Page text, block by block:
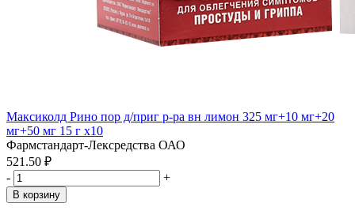
Максиколд Рино пор д/приг р-ра вн лимон 325 мг+10 мг+20
мг+50 мг 15 г x10
Фармстандарт-Лексредства ОАО
521.50 ₽
-
+
В корзину